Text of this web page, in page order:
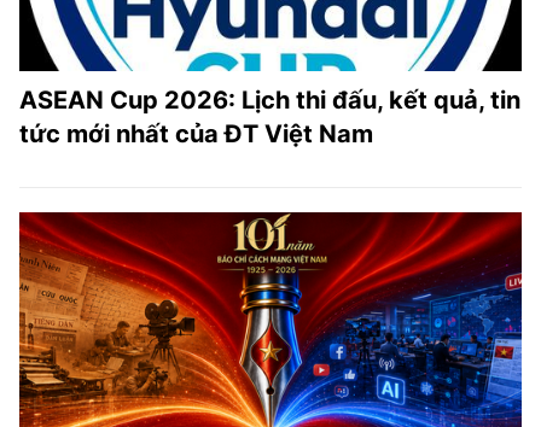
ASEAN Cup 2026: Lịch thi đấu, kết quả, tin
tức mới nhất của ĐT Việt Nam